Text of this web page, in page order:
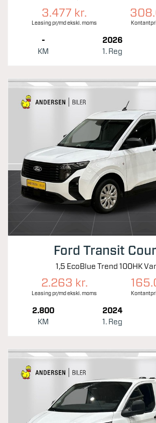
3.477 kr.
Leasing pr/md ekskl. moms
-
KM
2026
1. Reg
Ford Transit
1,5 EcoBlue Trend 100HK
2.263 kr.
Leasing pr/md ekskl. moms
2.800
KM
2024
1. Reg